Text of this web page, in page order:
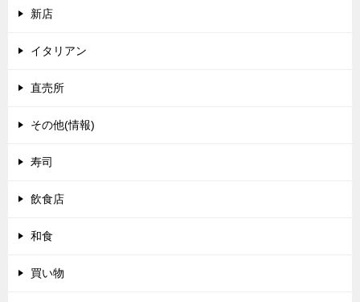
新店
イタリアン
直売所
その他(情報)
寿司
飲食店
和食
買い物